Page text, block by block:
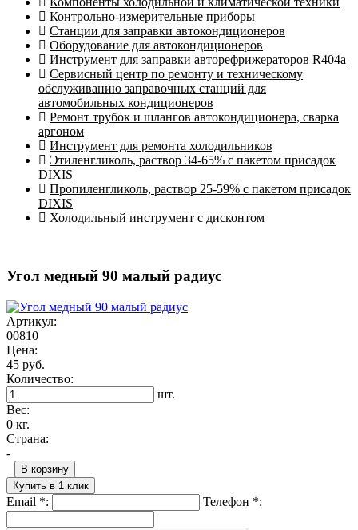
Контрольно-измерительные приборы
Станции для заправки автокондиционеров
Оборудование для автокондиционеров
Инструмент для заправки авторефрижераторов R404a
Сервисный центр по ремонту и техническому
обслуживанию заправочных станций для
автомобильных кондиционеров
Ремонт трубок и шлангов автокондиционера, сварка
аргоном
Инструмент для ремонта холодильников
Этиленгликоль, раствор 34-65% с пакетом присадок
DIXIS
Пропиленгликоль, раствор 25-59% с пакетом присадок
DIXIS
Холодильный инструмент с дисконтом
Угол медный 90 малый радиус
Артикул:
00810
Цена:
45 руб.
Количество:
шт.
Вес:
0 кг.
Страна:
-
В корзину
Купить в 1 клик
Email *: Телефон *: